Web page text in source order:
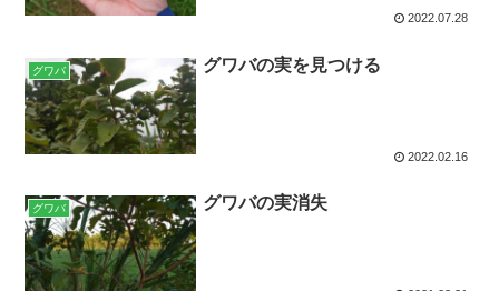
2022.07.28
グワバ グワバの実を見つける
2022.02.16
グワバ グワバの実消失